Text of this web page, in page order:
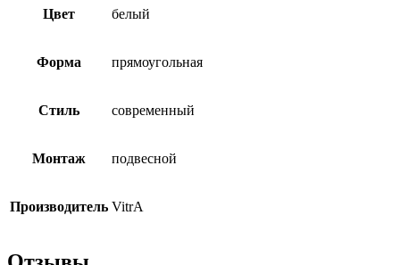
Цвет белый
Форма прямоугольная
Стиль современный
Монтаж подвесной
Производитель VitrA